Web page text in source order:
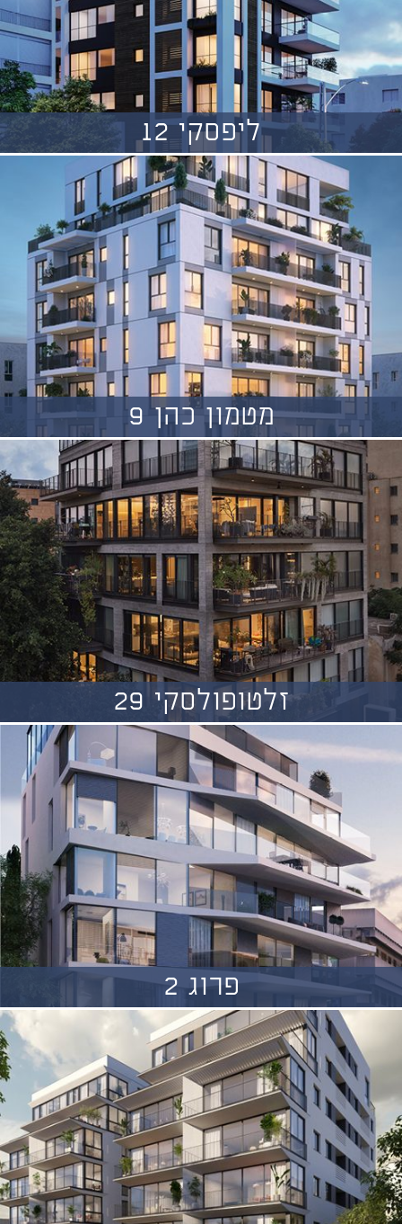
ליפסקי 12
מטמון כהן 9
זלטופולסקי 29
פרוג 2